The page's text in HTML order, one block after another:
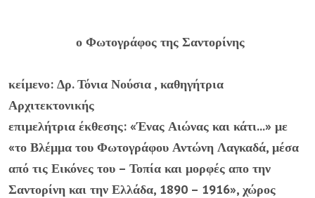
ο Φωτογράφος της Σαντορίνης
κείμενο: Δρ. Τόνια Νούσια , καθηγήτρια
Αρχιτεκτονικής
επιμελήτρια έκθεσης: «Ένας Αιώνας και κάτι...» με
«το Βλέμμα του Φωτογράφου Αντώνη Λαγκαδά, μέσα
από τις Εικόνες του – Τοπία και μορφές απο την
Σαντορίνη και την Ελλάδα, 1890 – 1916», χώρος